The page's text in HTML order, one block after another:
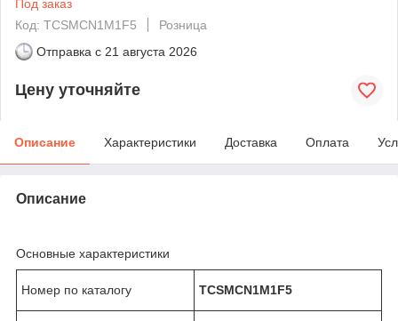
Под заказ
Код: TCSMCN1M1F5
Розница
Отправка с 21 августа 2026
Цену уточняйте
Описание Характеристики Доставка Оплата
Описание
Основные характеристики
Номер по каталогу TCSMCN1M1F5